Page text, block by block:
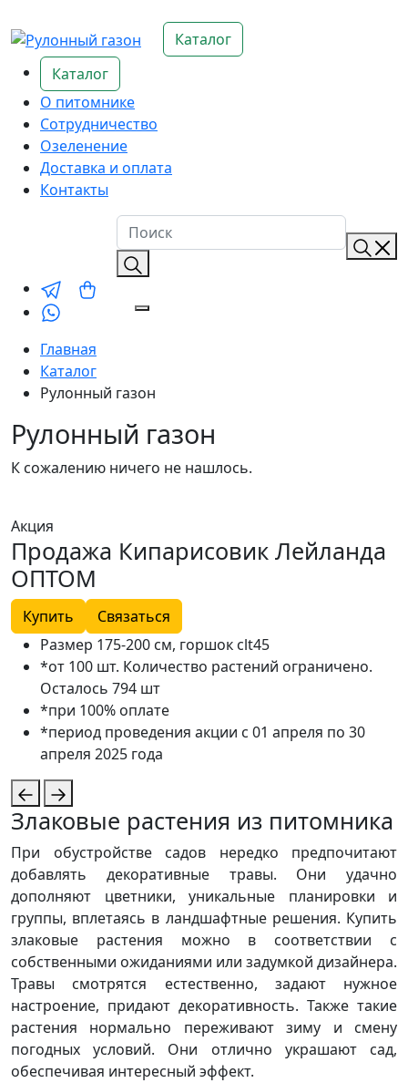
Каталог
Каталог
О питомнике
Сотрудничество
Озеленение
Доставка и оплата
Контакты
Главная
Каталог
Рулонный газон
Рулонный газон
К сожалению ничего не нашлось.
Акция
Продажа Кипарисовик Лейланда
ОПТОМ
Купить
Связаться
Размер 175-200 см, горшок clt45
*от 100 шт. Количество растений ограничено.
Осталось 794 шт
*при 100% оплате
*период проведения акции с 01 апреля по 30
апреля 2025 года
Злаковые растения из питомника
При обустройстве садов нередко предпочитают
добавлять декоративные травы. Они удачно
дополняют цветники, уникальные планировки и
группы, вплетаясь в ландшафтные решения. Купить
злаковые растения можно в соответствии с
собственными ожиданиями или задумкой дизайнера.
Травы смотрятся естественно, задают нужное
настроение, придают декоративность. Также такие
растения нормально переживают зиму и смену
погодных условий. Они отлично украшают сад,
обеспечивая интересный эффект.